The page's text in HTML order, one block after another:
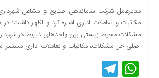
رسانه
یادداشت
مدیرعامل شرکت ساماندهی صنایع و مشاغل
مکاتبات و تعاملات اداری اشاره کرد و اظهار
مشکلات محیط زیستی بین واحدهای ذیربط در
اصلی حل مشکلات، مکاتبات و تعاملات اداری مستمر
WhatsApp
Telegram